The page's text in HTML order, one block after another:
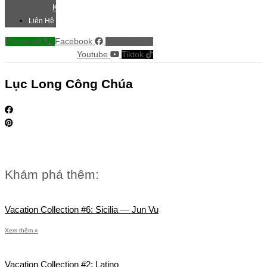
Khác
Liên Hệ
Phone-alt Facebook
Youtube
Tiktok
Lục Long Công Chúa
Khám phá thêm:
Vacation Collection #6: Sicilia — Jun Vu
Xem thêm »
Vacation Collection #2: Latino